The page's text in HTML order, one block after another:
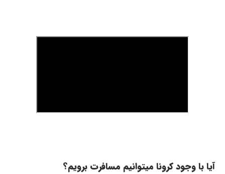
آیا با وجود کرونا میتوانیم مسافرت برویم؟